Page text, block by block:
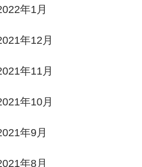
年1月
年12月
年11月
年10月
年9月
年8月